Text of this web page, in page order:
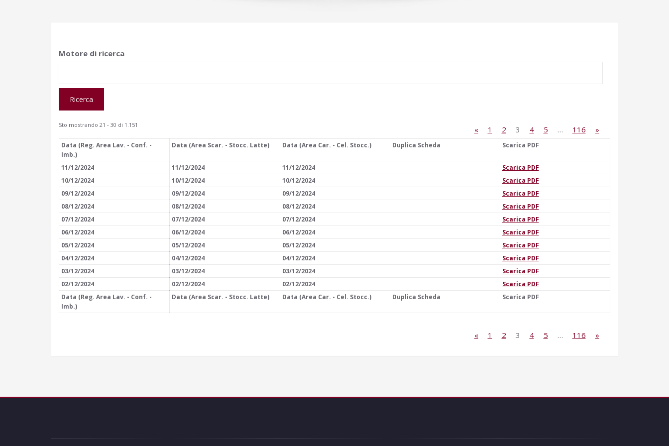
Motore di ricerca
Sto mostrando 21 - 30 di 1.151 « 1 2 3 4 5 … 116 »
Data (Reg. Area Lav. - Conf. -
Imb.)
Data (Area Scar. - Stocc. Latte) Data (Area Car. - Cel. Stocc.) Duplica Scheda Scarica PDF
11/12/2024 11/12/2024 11/12/2024
Scarica PDF
10/12/2024
10/12/2024 10/12/2024
Scarica PDF
09/12/2024
09/12/2024 09/12/2024
Scarica PDF
08/12/2024
08/12/2024 08/12/2024
Scarica PDF
07/12/2024
07/12/2024 07/12/2024
Scarica PDF
06/12/2024
06/12/2024 06/12/2024
Scarica PDF
05/12/2024
05/12/2024 05/12/2024
Scarica PDF
04/12/2024
04/12/2024 04/12/2024
Scarica PDF
03/12/2024
03/12/2024 03/12/2024
Scarica PDF
02/12/2024
02/12/2024 02/12/2024
Scarica PDF
Data (Reg. Area Lav. - Conf. -
Imb.)
Data (Area Scar. - Stocc. Latte) Data (Area Car. - Cel. Stocc.) Duplica Scheda Scarica PDF
« 1 2 3 4 5 … 116 »